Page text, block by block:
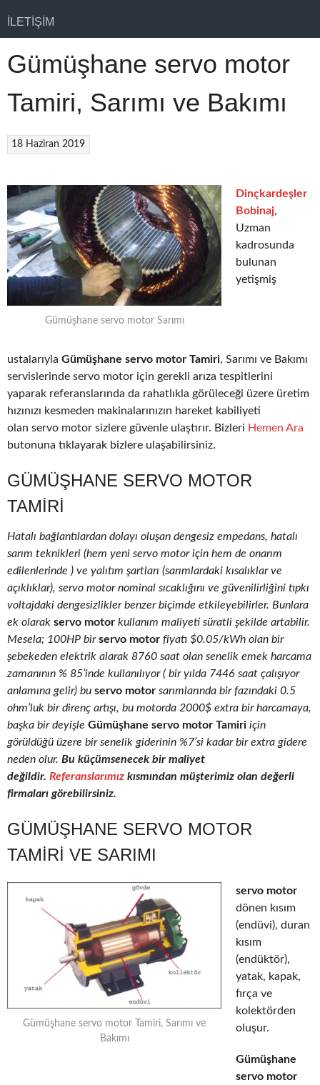
İLETIŞIM
Gümüşhane servo motor
Tamiri, Sarımı ve Bakımı
18 Haziran 2019
Gümüşhane servo motor Sarımı
Dinçkardeşler
Bobinaj,
Uzman
kadrosunda
bulunan
yetişmiş
ustalarıyla Gümüşhane servo motor Tamiri, Sarımı ve Bakımı
servislerinde servo motor için gerekli arıza tespitlerini
yaparak referanslarında da rahatlıkla görüleceği üzere üretim
hızınızı kesmeden makinalarınızın hareket kabiliyeti
olan servo motor sizlere güvenle ulaştırır. Bizleri Hemen Ara
butonuna tıklayarak bizlere ulaşabilirsiniz.
GÜMÜŞHANE SERVO MOTOR
TAMIRI
Hatalı bağlantılardan dolayı oluşan dengesiz empedans, hatalı
sarım teknikleri (hem yeni servo motor için hem de onarım
edilenlerinde ) ve yalıtım şartları (sarımlardaki kısalıklar ve
açıklıklar), servo motor nominal sıcaklığını ve güvenilirliğini tıpkı
voltajdaki dengesizlikler benzer biçimde etkileyebilirler. Bunlara
ek olarak servo motor kullanım maliyeti süratli şekilde artabilir.
Mesela; 100HP birservo motor fiyatı $0.05/kWh olan bir
şebekeden elektrik alarak 8760 saat olan senelik emek harcama
zamanının % 85’inde kullanılıyor ( bir yılda 7446 saat çalışıyor
anlamına gelir) bu servo motor sarımlarında bir fazındaki 0.5
ohm’luk bir direnç artışı, bu motorda 2000$ extra bir harcamaya,
başka bir deyişle Gümüşhane servo motor Tamiri için
görüldüğü üzere bir senelik giderinin %7’si kadar bir extra gidere
neden olur. Bu küçümsenecek bir maliyet
değildir. Referanslarımız kısmından müşterimiz olan değerli
firmaları görebilirsiniz.
GÜMÜŞHANE SERVO MOTOR
TAMIRI VE SARIMI
Gümüşhane servo motor Tamiri, Sarımı ve
Bakımı
servo motor
dönen kısım
(endüvi), duran
kısım
(endüktör),
yatak, kapak,
fırça ve
kolektörden
oluşur.
Gümüşhane
servo motor